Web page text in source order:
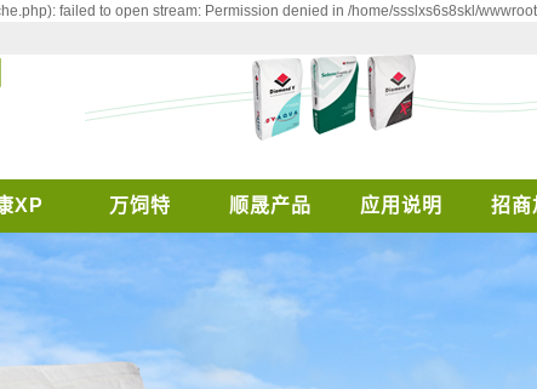
failed to open stream: Permission denied in /home/ssslxs6s8skl/
XP 万饲特 顺晟产品 应用说明 招商